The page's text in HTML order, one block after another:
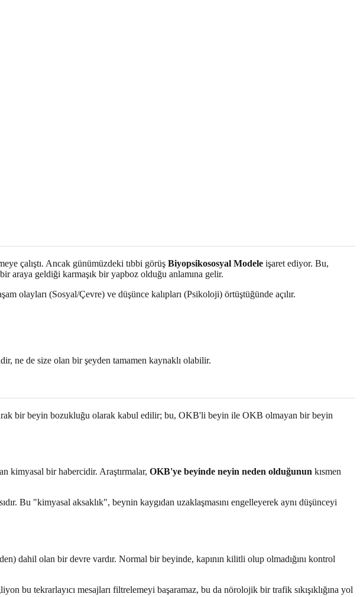
çalıştı. Ancak günümüzdeki tıbbi görüş Biyopsikososyal Modele işaret ediyor. Bu,
araya geldiği karmaşık bir yapboz olduğu anlamına gelir.
(Sosyal/Çevre) ve düşünce kalıpları (Psikoloji) örtüştüğünde açılır.
ne de size olan bir şeyden tamamen kaynaklı olabilir.
bir beyin bozukluğu olarak kabul edilir; bu, OKB'li beyin ile OKB olmayan bir beyin
kimyasal bir habercidir. Araştırmalar, OKB'ye beyinde neyin neden olduğunun kısmen
Bu "kimyasal aksaklık", beynin kaygıdan uzaklaşmasını engelleyerek aynı düşünceyi
dahil olan bir devre vardır. Normal bir beyinde, kapının kilitli olup olmadığını kontrol
bu tekrarlayıcı mesajları filtrelemeyi başaramaz, bu da nörolojik bir trafik sıkışıklığına yol